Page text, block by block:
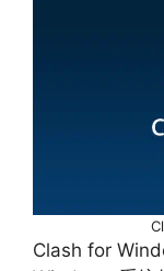
Clash for